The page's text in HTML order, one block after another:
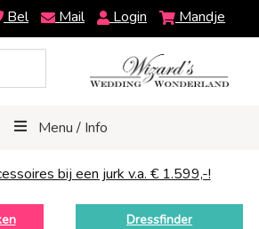
Bel Mail Login Mandje
Menu / Info
bij een jurk v.a. € 1.599,-!
Dressfinder